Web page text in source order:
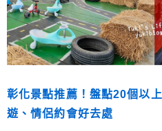
彰化景點推薦！盤點20個以
遊、情侶約會好去處